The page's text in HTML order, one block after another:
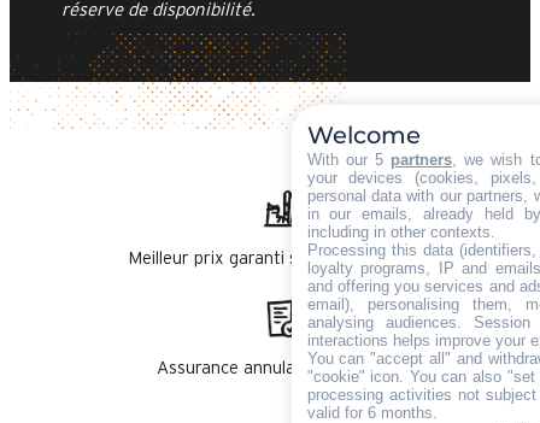
réserve de disponibilité.
Meilleur prix garanti sur vos forfaits ski
Assurance annulation en option
Welcome
With our 5 partners , we wish
your devices (cookies,
personal data with our partners,
in our emails, already held
including in other contexts.
Processing this data
loyalty programs, IP and
and offering you services and
email), personalising them,
analysing audiences.
interactions helps improve your
You can "accept all" and
"cookie" icon . You can also
processing activities not
valid for 6 months.